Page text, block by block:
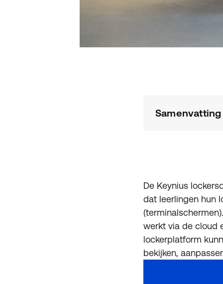
Samenvatting
De Keynius
dat leerlingen hun
werkt via de cloud
lockerplatform
bekijken,